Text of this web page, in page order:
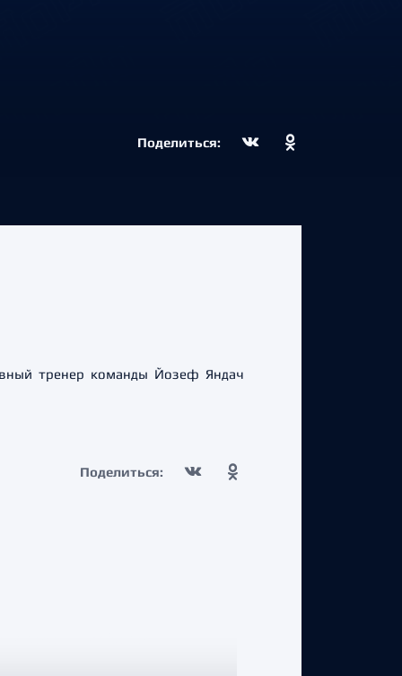
Поделиться:
тренер команды Йозеф Яндач
Поделиться: